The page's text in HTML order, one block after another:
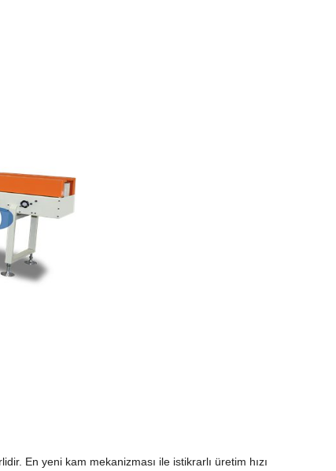
En yeni kam mekanizması ile istikrarlı üretim hızı